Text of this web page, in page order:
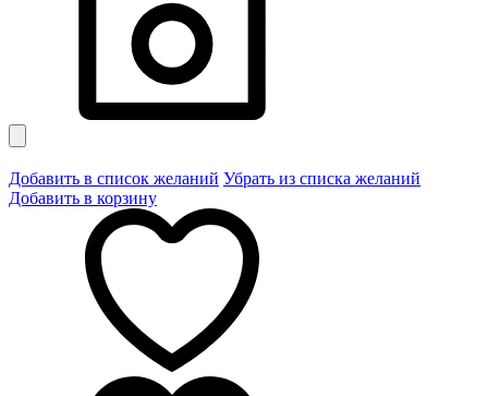
Добавить в список желаний Убрать из списка желаний
Добавить в корзину